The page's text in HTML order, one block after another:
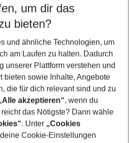
um dir das
bieten?
und ähnliche Technologien, um
am Laufen zu halten. Dadurch
unserer Plattform verstehen und
bieten sowie Inhalte, Angebote
die für dich relevant sind und zu
akzeptieren“, wenn du
das Nötigste? Dann wähle
. Unter „Cookies
Cookie-Einstellungen